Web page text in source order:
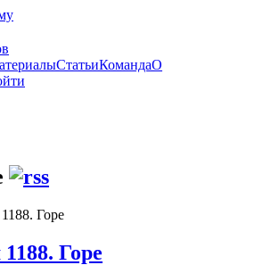
СтатьиКомандаО
Горе